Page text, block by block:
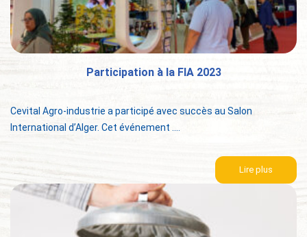
Participation à la FIA 2023
Cevital Agro-industrie a participé avec succès au Salon
International d’Alger. Cet événement ....
Lire plus